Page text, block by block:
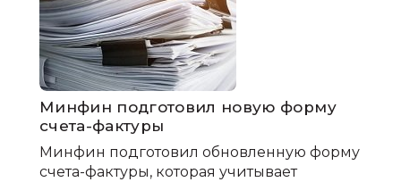
Минфин подготовил новую форму
счета-фактуры
Минфин подготовил обновленную форму
счета-фактуры, которая учитывает